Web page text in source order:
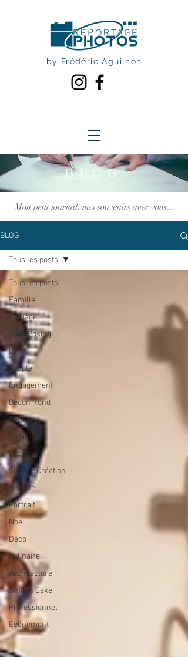
by Frédéric Aguilhon
BLOG
Mon petit journal, mes souvenirs avec vous...
BLOG
Tous les posts
Famille
Mariage
Baby Posing
EVJF
Couple
Engagement
Bedon Rond
Baptême
Enfant
LifeStyle
Séance Création
Recette
Portrait
Noël
Déco
Culinaire
Architecture
Smash Cake
Professionnel
Evénement
Tous les posts